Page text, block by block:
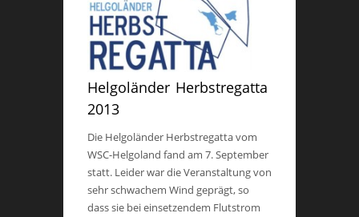
Helgoländer Herbstregatta
2013
Die Helgoländer Herbstregatta vom
WSC-Helgoland fand am 7. September
statt. Leider war die Veranstaltung von
sehr schwachem Wind geprägt, so
dass sie bei einsetzendem Flutstrom